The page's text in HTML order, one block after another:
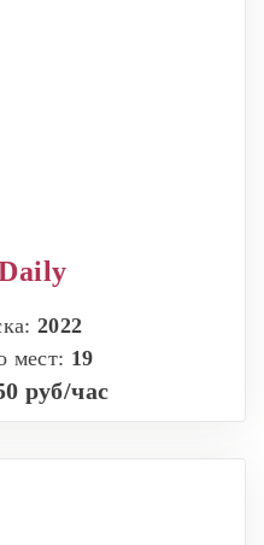
2022
мест: 19
руб/час